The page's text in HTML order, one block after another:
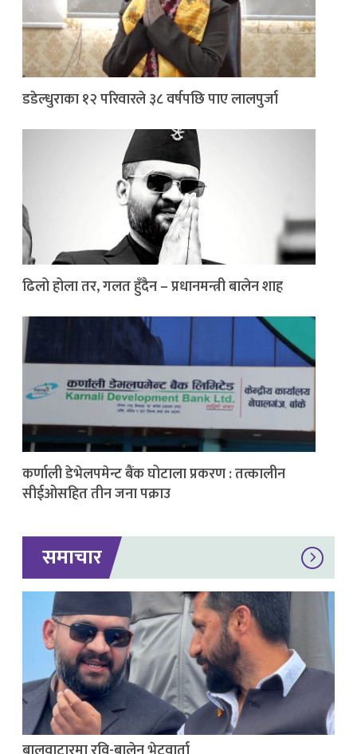
डडेल्धुराका १२ परिवारले ३८ वर्षपछि पाए लालपुर्जा
ढिलो होला तर, गलत हुँदैन – प्रधानमन्त्री बालेन शाह
कर्णाली डेभेलपमेन्ट बैंक घोटाला प्रकरण : तत्कालीन
सीईओसहित तीन जना पक्राउ
समाचार